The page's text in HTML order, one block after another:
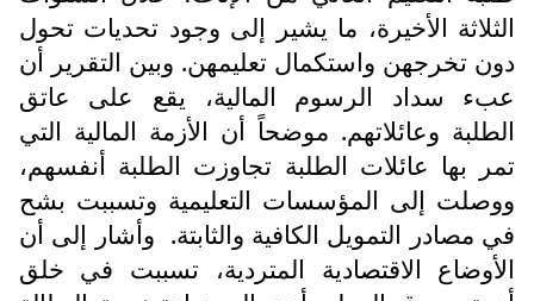
الثلاثة الأخيرة، ما يشير إلى وجود تحديات تحول
دون تخرجهن واستكمال تعليمهن. وبين التقرير أن
عبء سداد الرسوم المالية، يقع على عاتق
الطلبة وعائلاتهم. موضحاً أن الأزمة المالية التي
تمر بها عائلات الطلبة تجاوزت الطلبة أنفسهم،
ووصلت إلى المؤسسات التعليمية وتسببت بشح
في مصادر التمويل الكافية والثابتة. وأشار إلى أن
الأوضاع الاقتصادية المتردية، تسببت في خلق